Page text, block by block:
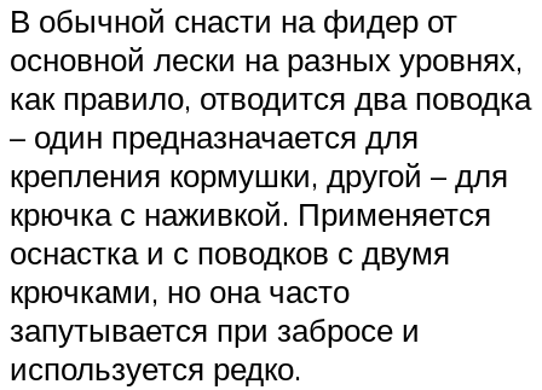
В обычной снасти на фидер от
основной лески на разных уровнях,
как правило, отводится два поводка
– один предназначается для
крепления кормушки, другой – для
крючка с наживкой. Применяется
оснастка и с поводков с двумя
крючками, но она часто
запутывается при забросе и
используется редко.